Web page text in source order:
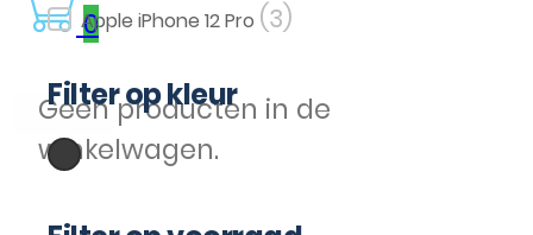
0
Geen producten in de
winkelwagen.
Apple iPhone 12 Pro (3)
Filter op kleur
Filter op kleur
Zwart(2)